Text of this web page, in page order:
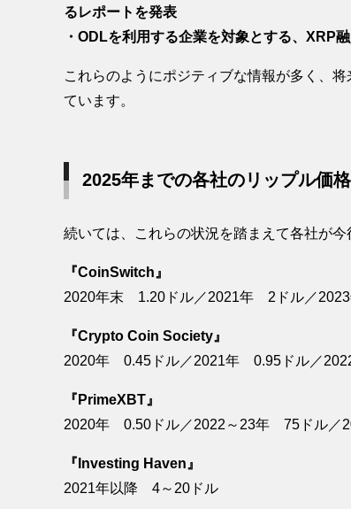
るレポートを発表
・ODLを利用する企業を対象とする、XRP
これらのようにポジティブな情報が多く、
ています。
2025年までの各社のリップル価
続いては、これらの状況を踏まえて各社が
『CoinSwitch』
2020年末 1.20ドル／2021年 2ドル／
『Crypto Coin Society』
2020年 0.45ドル／2021年 0.95ドル／
『PrimeXBT』
2020年 0.50ドル／2022～23年 75ドル／
『Investing Haven』
2021年以降 4～20ドル